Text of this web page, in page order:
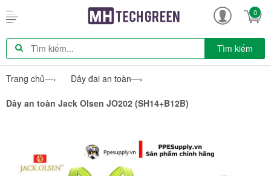
0
Tìm kiếm
Trang chủ—› Dây đai an toàn—›
Dây an toàn Jack Olsen JO202 (SH14+B12B)